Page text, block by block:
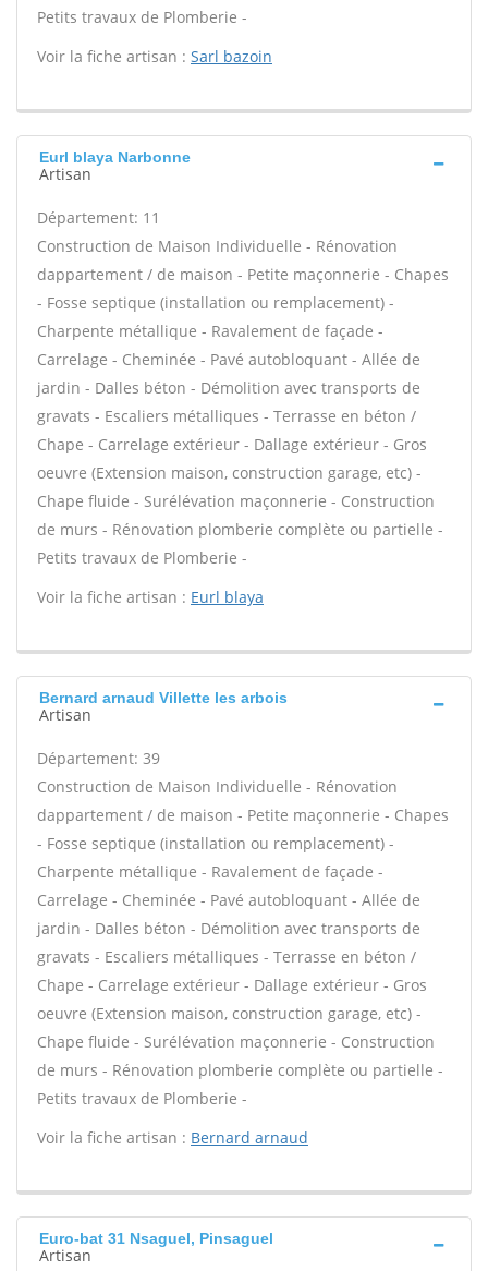
Petits travaux de Plomberie -
Voir la fiche artisan : Sarl bazoin
Eurl blaya Narbonne
Artisan
Département: 11
Construction de Maison Individuelle - Rénovation
dappartement / de maison - Petite maçonnerie - Chapes
- Fosse septique (installation ou remplacement) -
Charpente métallique - Ravalement de façade -
Carrelage - Cheminée - Pavé autobloquant - Allée de
jardin - Dalles béton - Démolition avec transports de
gravats - Escaliers métalliques - Terrasse en béton /
Chape - Carrelage extérieur - Dallage extérieur - Gros
oeuvre (Extension maison, construction garage, etc) -
Chape fluide - Surélévation maçonnerie - Construction
de murs - Rénovation plomberie complète ou partielle -
Petits travaux de Plomberie -
Voir la fiche artisan : Eurl blaya
Bernard arnaud Villette les arbois
Artisan
Département: 39
Construction de Maison Individuelle - Rénovation
dappartement / de maison - Petite maçonnerie - Chapes
- Fosse septique (installation ou remplacement) -
Charpente métallique - Ravalement de façade -
Carrelage - Cheminée - Pavé autobloquant - Allée de
jardin - Dalles béton - Démolition avec transports de
gravats - Escaliers métalliques - Terrasse en béton /
Chape - Carrelage extérieur - Dallage extérieur - Gros
oeuvre (Extension maison, construction garage, etc) -
Chape fluide - Surélévation maçonnerie - Construction
de murs - Rénovation plomberie complète ou partielle -
Petits travaux de Plomberie -
Voir la fiche artisan : Bernard arnaud
Euro-bat 31 Nsaguel, Pinsaguel
Artisan